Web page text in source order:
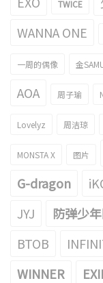
TWICE
WANNA ONE
一周的偶像 金
AOA 周子瑜
Lovelyz 周洁琼
MONSTA X 图片
G-dragon
JYJ 防弹少
BTOB
WINNER